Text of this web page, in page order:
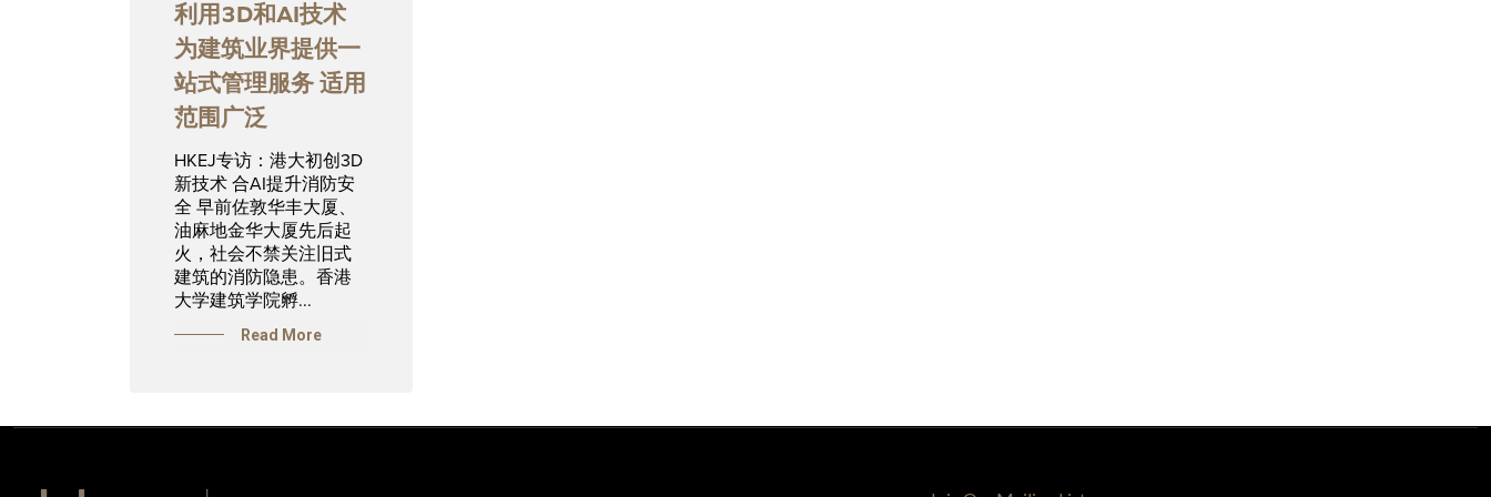
利用3D和AI技术
为建筑业界提供一
站式管理服务 适用
范围广泛
HKEJ专访：港大初创3D
新技术 合AI提升消防安
全 早前佐敦华丰大厦、
油麻地金华大厦先后起
火，社会不禁关注旧式
建筑的消防隐患。香港
大学建筑学院孵...
Read More